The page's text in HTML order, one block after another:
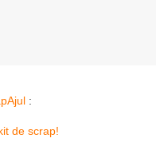
:
de scrap!